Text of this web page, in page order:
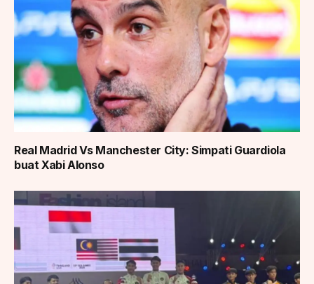
Real Madrid Vs Manchester City: Simpati Guardiola
buat Xabi Alonso